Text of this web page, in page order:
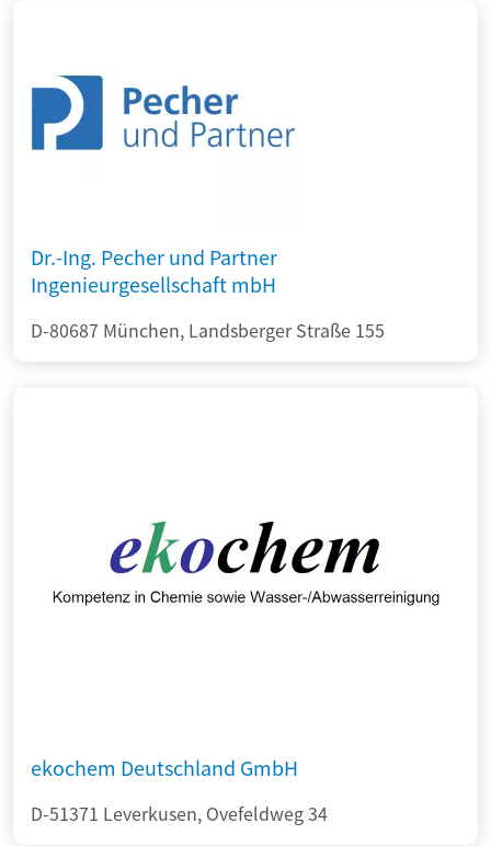
Dr.-Ing. Pecher und Partner
Ingenieurgesellschaft mbH
D-80687 München, Landsberger Straße 155
ekochem Deutschland GmbH
D-51371 Leverkusen, Ovefeldweg 34